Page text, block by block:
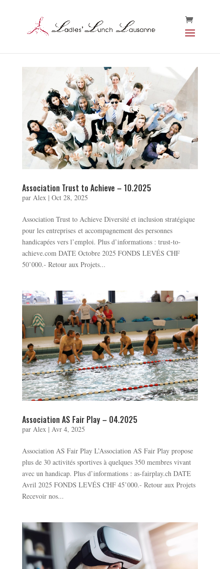
Association Trust to Achieve – 10.2025
par Alex| Oct 28, 2025
Association Trust to Achieve Diversité et inclusion stratégique
pour les entreprises et accompagnement des personnes
handicapées vers l’emploi. Plus d’informations : trust-to-
achieve.com DATE Octobre 2025 FONDS LEVÉS CHF
50’000.- Retour aux Projets...
Association AS Fair Play – 04.2025
par Alex| Avr 4, 2025
Association AS Fair Play L’Association AS Fair Play propose
plus de 30 activités sportives à quelques 350 membres vivant
avec un handicap. Plus d’informations : as-fairplay.ch DATE
Avril 2025 FONDS LEVÉS CHF 45’000.- Retour aux Projets
Recevoir nos...